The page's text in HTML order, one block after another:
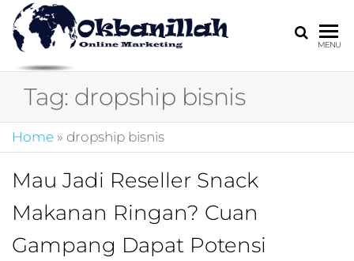
HARGA
MIRING
4.0,jasa digital
kotler,performance
marketing,kotler
4.0,branding
marketing
MENU
Tag: dropship bisnis
Home » dropship bisnis
Mau Jadi Reseller Snack
Makanan Ringan? Cuan
Gampang Dapat Potensi